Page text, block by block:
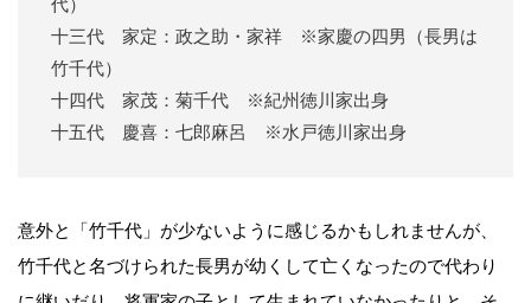
代）
十三代 家定：政之助・家祥 ※家慶の四男（長男は
竹千代）
十四代 家茂：菊千代 ※紀州徳川家出身
十五代 慶喜：七郎麻呂 ※水戸徳川家出身
意外と「竹千代」が少ないように感じるかもしれませんが、
竹千代と名づけられた長男が幼くして亡くなったので代わり